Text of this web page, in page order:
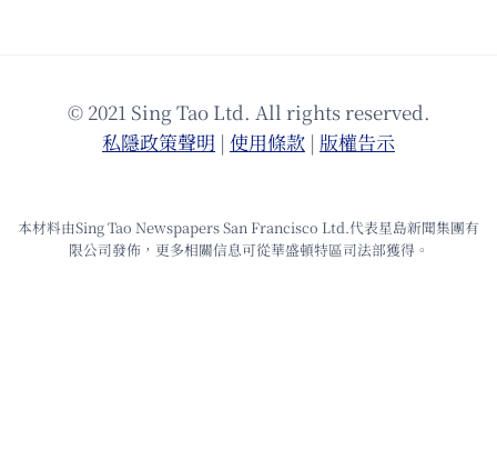
© 2021 Sing Tao Ltd. All rights reserved.
私隱政策聲明 | 使⽤條款 | 版權告⽰
本材料由Sing Tao Newspapers San Francisco Ltd.代表星島新聞集團有
限公司發佈，更多相關信息可從華盛頓特區司法部獲得。